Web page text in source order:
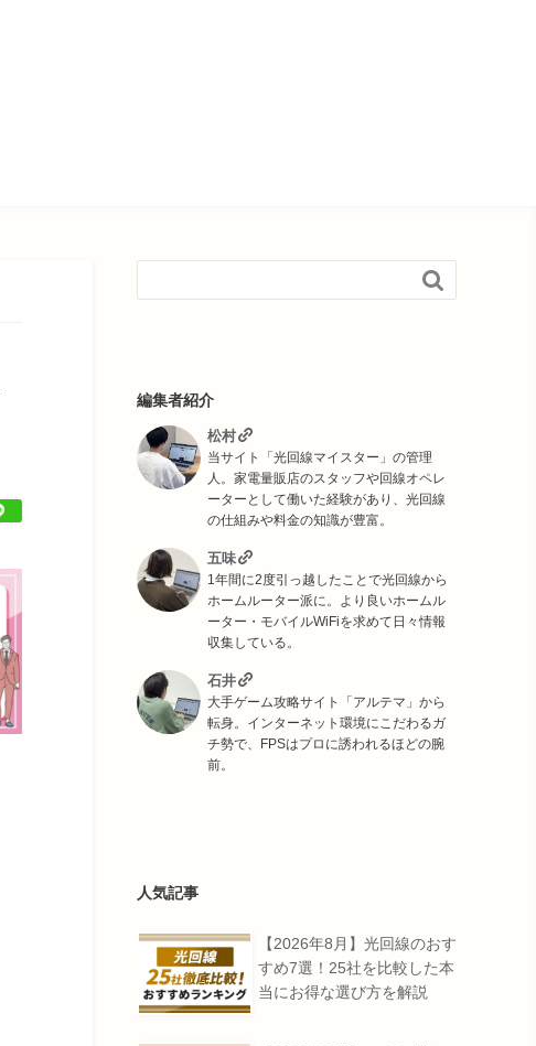

編集者紹介
松村
当サイト「光回線マイスター」の管理
人。家電量販店のスタッフや回線オペレ
ーターとして働いた経験があり、光回線
の仕組みや料金の知識が豊富。
五味
1年間に2度引っ越したことで光回線から
ホームルーター派に。より良いホームル
ーター・モバイルWiFiを求めて日々情報
収集している。
石井
大手ゲーム攻略サイト「アルテマ」から
転身。インターネット環境にこだわるガ
チ勢で、FPSはプロに誘われるほどの腕
前。
人気記事
【2026年8月】光回線のおす
すめ7選！25社を比較した本
当にお得な選び方を解説